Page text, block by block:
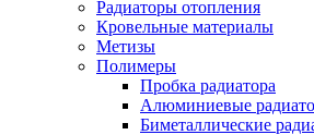
Радиаторы отопления
Кровельные материалы
Метизы
Полимеры
Пробка радиатора
Алюминиевые
Биметаллические